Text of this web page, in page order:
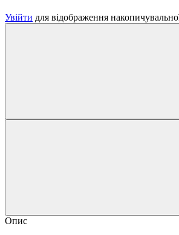
Увійти для відображення
Опис